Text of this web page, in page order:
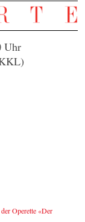
Uhr
Operette «Der